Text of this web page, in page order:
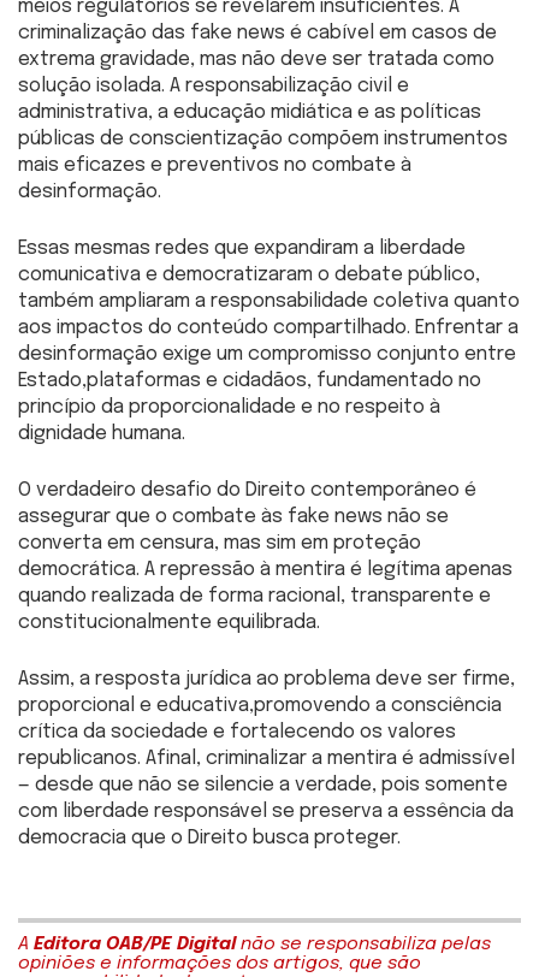
meios regulatórios se revelarem insuficientes. A
criminalização das fake news é cabível em casos de
extrema gravidade, mas não deve ser tratada como
solução isolada. A responsabilização civil e
administrativa, a educação midiática e as políticas
públicas de conscientização compõem instrumentos
mais eficazes e preventivos no combate à
desinformação.
Essas mesmas redes que expandiram a liberdade
comunicativa e democratizaram o debate público,
também ampliaram a responsabilidade coletiva quanto
aos impactos do conteúdo compartilhado. Enfrentar a
desinformação exige um compromisso conjunto entre
Estado,plataformas e cidadãos, fundamentado no
princípio da proporcionalidade e no respeito à
dignidade humana.
O verdadeiro desafio do Direito contemporâneo é
assegurar que o combate às fake news não se
converta em censura, mas sim em proteção
democrática. A repressão à mentira é legítima apenas
quando realizada de forma racional, transparente e
constitucionalmente equilibrada.
Assim, a resposta jurídica ao problema deve ser firme,
proporcional e educativa,promovendo a consciência
crítica da sociedade e fortalecendo os valores
republicanos. Afinal, criminalizar a mentira é admissível
— desde que não se silencie a verdade, pois somente
com liberdade responsável se preserva a essência da
democracia que o Direito busca proteger.
A Editora OAB/PE Digitalnão se responsabiliza pelas
opiniões e informações dos artigos, que são